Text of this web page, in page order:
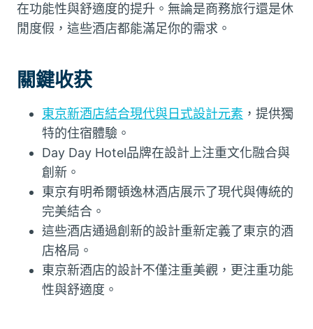
在功能性與舒適度的提升。無論是商務旅行還是休
閒度假，這些酒店都能滿足你的需求。
關鍵收获
東京新酒店結合現代與日式設計元素 ，提供獨
特的住宿體驗。
Day Day Hotel品牌在設計上注重文化融合與
創新。
東京有明希爾頓逸林酒店展示了現代與傳統的
完美結合。
這些酒店通過創新的設計重新定義了東京的酒
店格局。
東京新酒店的設計不僅注重美觀，更注重功能
性與舒適度。